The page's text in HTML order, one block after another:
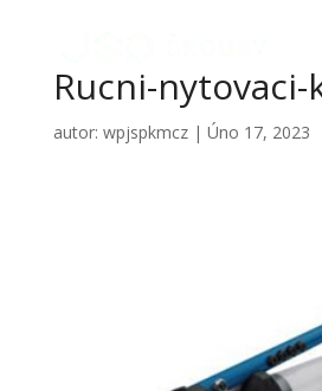
Rucni-nytovaci-
autor: wpjspkmcz| Úno 17, 2023